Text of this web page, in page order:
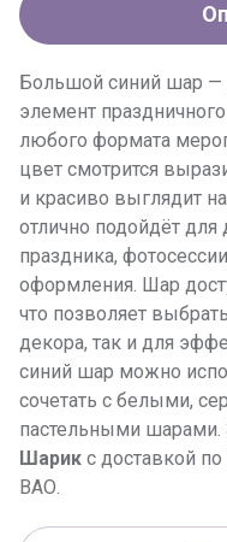
Большой синий шар —
элемент
любого формата
цвет смотрится
и красиво выглядит
отлично подойдёт для
праздника,
оформления. Шар
что позволяет
декора, так и для
синий шар можно
сочетать с белыми,
пастельными
Шарик с доставкой
ВАО.